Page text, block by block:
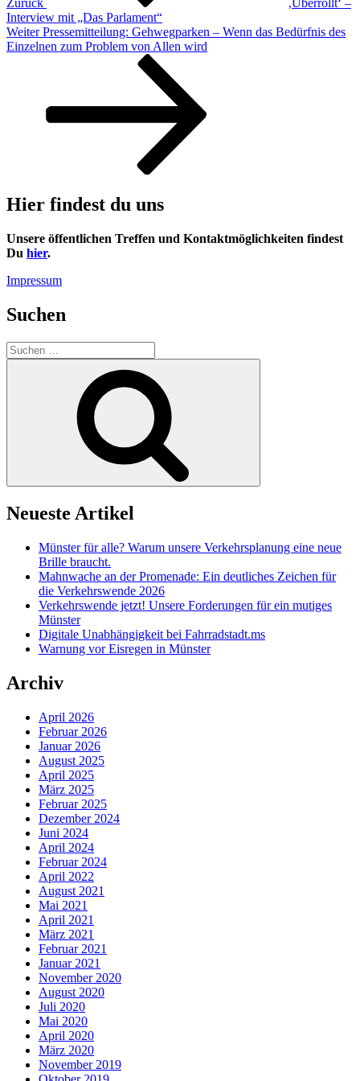
Zurück
‚Überrollt‘ –
Interview mit „Das Parlament“
Nächster
Beitrag
Weiter Pressemitteilung: Gehwegparken – Wenn das Bedürfnis des
Einzelnen zum Problem von Allen wird
Hier findest du uns
Unsere öffentlichen Treffen und Kontaktmöglichkeiten findest
Du hier.
Impressum
Suchen
Suchen
nach:
Neueste Artikel
Münster für alle? Warum unsere Verkehrsplanung eine neue
Brille braucht.
Mahnwache an der Promenade: Ein deutliches Zeichen für
die Verkehrswende 2026
Verkehrswende jetzt! Unsere Forderungen für ein mutiges
Münster
Digitale Unabhängigkeit bei Fahrradstadt.ms
Warnung vor Eisregen in Münster
Archiv
April 2026
Februar 2026
Januar 2026
August 2025
April 2025
März 2025
Februar 2025
Dezember 2024
Juni 2024
April 2024
Februar 2024
April 2022
August 2021
Mai 2021
April 2021
März 2021
Februar 2021
Januar 2021
November 2020
August 2020
Juli 2020
Mai 2020
April 2020
März 2020
November 2019